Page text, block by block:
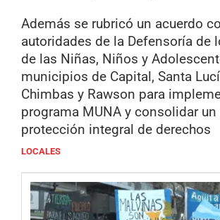
Además se rubricó un acuerdo
autoridades de la Defensoría de
de las Niñas, Niños y
municipios de Capital, Santa
Chimbas y Rawson para
programa MUNA y consolidar
protección integral de derechos
LOCALES